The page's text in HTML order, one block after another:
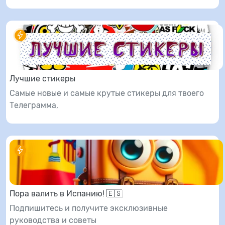
Лучшие стикеры
Самые новые и самые крутые стикеры для твоего
Телеграмма,
Пора валить в Испанию! 🇪🇸
Подпишитесь и получите эксклюзивные
руководства и советы